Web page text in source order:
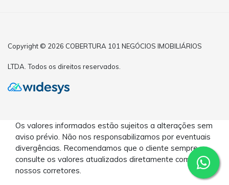
Copyright © 2026 COBERTURA 101 NEGÓCIOS IMOBILIÁRIOS
LTDA. Todos os direitos reservados.
Os valores informados estão sujeitos a alterações sem
aviso prévio. Não nos responsabilizamos por eventuais
divergências. Recomendamos que o cliente sempre
consulte os valores atualizados diretamente com
nossos corretores.